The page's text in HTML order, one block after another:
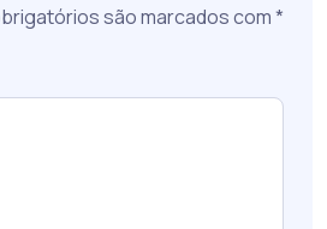
são marcados com*